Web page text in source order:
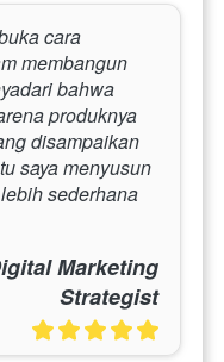
cara
membangun
bahwa
produknya
disampaikan
saya menyusun
sederhana
Marketing
Strategist